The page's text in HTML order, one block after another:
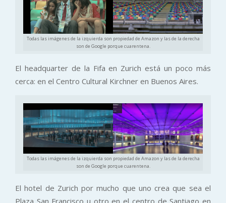
Todas las imágenes de la izquierda son propiedad de Amazon y las de la derecha
son de Google porque cuarentena.
El headquarter de la Fifa en Zurich está un poco más
cerca: en el Centro Cultural Kirchner en Buenos Aires.
Todas las imágenes de la izquierda son propiedad de Amazon y las de la derecha
son de Google porque cuarentena.
El hotel de Zurich por mucho que uno crea que sea el
Plaza San Francisco u otro en el centro de Santiago en